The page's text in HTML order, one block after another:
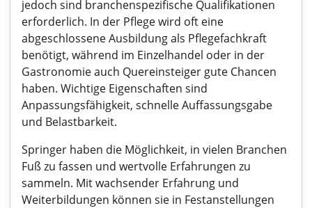
jedoch sind branchenspezifische Qualifikationen
erforderlich. In der Pflege wird oft eine
abgeschlossene Ausbildung als Pflegefachkraft
benötigt, während im Einzelhandel oder in der
Gastronomie auch Quereinsteiger gute Chancen
haben. Wichtige Eigenschaften sind
Anpassungsfähigkeit, schnelle Auffassungsgabe
und Belastbarkeit.
Springer haben die Möglichkeit, in vielen Branchen
Fuß zu fassen und wertvolle Erfahrungen zu
sammeln. Mit wachsender Erfahrung und
Weiterbildungen können sie in Festanstellungen